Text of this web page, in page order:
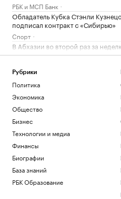
РБК и МСП Банк
Обладатель Кубка Стэнли
подписал контракт с «Сибирью»
Спорт
В Абхазии во второй раз за
произошло отключение
Рубрики
Политика
Экономика
Общество
Бизнес
Технологии и медиа
Финансы
Биографии
База знаний
РБК Образование